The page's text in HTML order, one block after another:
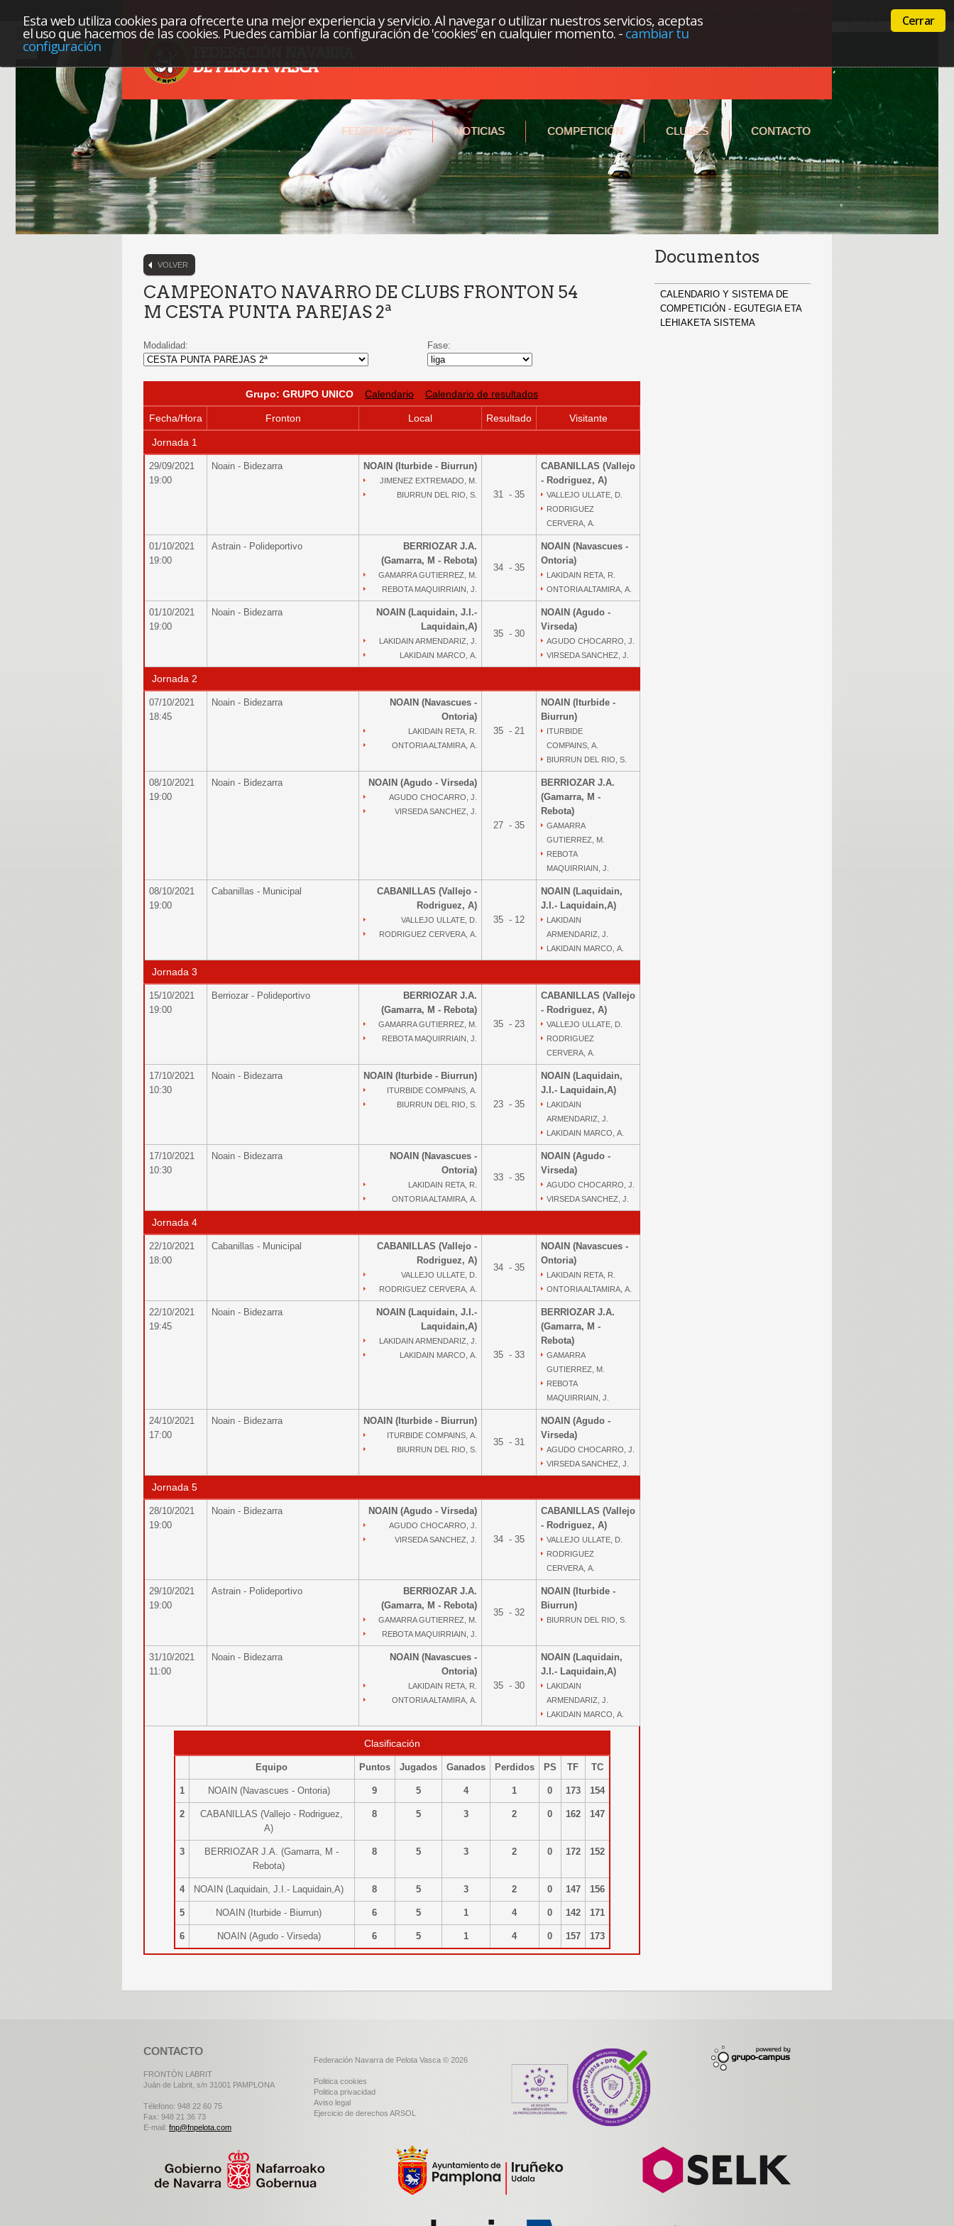
Esta web utiliza cookies para ofrecerte una mejor experiencia y servicio. Al navegar o utilizar nuestros servicios, aceptas
el uso que hacemos de las cookies. Puedes cambiar la configuración de 'cookies' en cualquier momento.- cambiar tu
configuración
Cerrar
FEDERACIÓN NOTICIAS COMPETICIÓN CLUBES CONTACTO
VOLVER
CAMPEONATO NAVARRO DE CLUBS FRONTON 54
M CESTA PUNTA PAREJAS 2ª
Modalidad: Fase:
Grupo: GRUPO UNICO Calendario Calendario de resultados
Fecha/Hora Fronton Local Resultado Visitante
Jornada 1
29/09/2021
19:00
Noain - Bidezarra NOAIN (Iturbide - Biurrun)
JIMENEZ EXTREMADO, M.
BIURRUN DEL RIO, S.
31 - 35
CABANILLAS (Vallejo
- Rodriguez, A)
VALLEJO ULLATE, D.
RODRIGUEZ
CERVERA, A.
01/10/2021
19:00
Astrain - Polideportivo
BERRIOZAR J.A.
(Gamarra, M - Rebota)
GAMARRA GUTIERREZ, M.
REBOTA MAQUIRRIAIN, J.
34 - 35
NOAIN (Navascues -
Ontoria)
LAKIDAIN RETA, R.
ONTORIA ALTAMIRA, A.
01/10/2021
19:00
Noain - Bidezarra
NOAIN (Laquidain, J.I.-
Laquidain,A)
LAKIDAIN ARMENDARIZ, J.
LAKIDAIN MARCO, A.
35 - 30
NOAIN (Agudo -
Virseda)
AGUDO CHOCARRO, J.
VIRSEDA SANCHEZ, J.
Jornada 2
07/10/2021
18:45
Noain - Bidezarra
NOAIN (Navascues -
Ontoria)
LAKIDAIN RETA, R.
ONTORIA ALTAMIRA, A.
35 - 21
NOAIN (Iturbide -
Biurrun)
ITURBIDE
COMPAINS, A.
BIURRUN DEL RIO, S.
08/10/2021
19:00
Noain - Bidezarra NOAIN (Agudo - Virseda)
AGUDO CHOCARRO, J.
VIRSEDA SANCHEZ, J.
27 - 35
BERRIOZAR J.A.
(Gamarra, M -
Rebota)
GAMARRA
GUTIERREZ, M.
REBOTA
MAQUIRRIAIN, J.
08/10/2021
19:00
Cabanillas - Municipal
CABANILLAS (Vallejo -
Rodriguez, A)
VALLEJO ULLATE, D.
RODRIGUEZ CERVERA, A.
35 - 12
NOAIN (Laquidain,
J.I.- Laquidain,A)
LAKIDAIN
ARMENDARIZ, J.
LAKIDAIN MARCO, A.
Jornada 3
15/10/2021
19:00
Berriozar - Polideportivo
BERRIOZAR J.A.
(Gamarra, M - Rebota)
GAMARRA GUTIERREZ, M.
REBOTA MAQUIRRIAIN, J.
35 - 23
CABANILLAS (Vallejo
- Rodriguez, A)
VALLEJO ULLATE, D.
RODRIGUEZ
CERVERA, A.
17/10/2021
10:30
Noain - Bidezarra NOAIN (Iturbide - Biurrun)
ITURBIDE COMPAINS, A.
BIURRUN DEL RIO, S.
23 - 35
NOAIN (Laquidain,
J.I.- Laquidain,A)
LAKIDAIN
ARMENDARIZ, J.
LAKIDAIN MARCO, A.
17/10/2021
10:30
Noain - Bidezarra
NOAIN (Navascues -
Ontoria)
LAKIDAIN RETA, R.
ONTORIA ALTAMIRA, A.
33 - 35
NOAIN (Agudo -
Virseda)
AGUDO CHOCARRO, J.
VIRSEDA SANCHEZ, J.
Jornada 4
22/10/2021
18:00
Cabanillas - Municipal
CABANILLAS (Vallejo -
Rodriguez, A)
VALLEJO ULLATE, D.
RODRIGUEZ CERVERA, A.
34 - 35
NOAIN (Navascues -
Ontoria)
LAKIDAIN RETA, R.
ONTORIA ALTAMIRA, A.
22/10/2021
19:45
Noain - Bidezarra
NOAIN (Laquidain, J.I.-
Laquidain,A)
LAKIDAIN ARMENDARIZ, J.
LAKIDAIN MARCO, A.
35 - 33
BERRIOZAR J.A.
(Gamarra, M -
Rebota)
GAMARRA
GUTIERREZ, M.
REBOTA
MAQUIRRIAIN, J.
24/10/2021
17:00
Noain - Bidezarra NOAIN (Iturbide - Biurrun)
ITURBIDE COMPAINS, A.
BIURRUN DEL RIO, S.
35 - 31
NOAIN (Agudo -
Virseda)
AGUDO CHOCARRO, J.
VIRSEDA SANCHEZ, J.
Jornada 5
28/10/2021
19:00
Noain - Bidezarra NOAIN (Agudo - Virseda)
AGUDO CHOCARRO, J.
VIRSEDA SANCHEZ, J.
34 - 35
CABANILLAS (Vallejo
- Rodriguez, A)
VALLEJO ULLATE, D.
RODRIGUEZ
CERVERA, A.
29/10/2021
19:00
Astrain - Polideportivo
BERRIOZAR J.A.
(Gamarra, M - Rebota)
GAMARRA GUTIERREZ, M.
REBOTA MAQUIRRIAIN, J.
35 - 32
NOAIN (Iturbide -
Biurrun)
BIURRUN DEL RIO, S.
31/10/2021
11:00
Noain - Bidezarra
NOAIN (Navascues -
Ontoria)
LAKIDAIN RETA, R.
ONTORIA ALTAMIRA, A.
35 - 30
NOAIN (Laquidain,
J.I.- Laquidain,A)
LAKIDAIN
ARMENDARIZ, J.
LAKIDAIN MARCO, A.
Clasificación
Equipo Puntos Jugados Ganados Perdidos PS TF TC
1 NOAIN (Navascues - Ontoria) 9 5 4 1 0 173 154
2
CABANILLAS (Vallejo - Rodriguez,
A)
8 5 3 2 0 162 147
3
BERRIOZAR J.A. (Gamarra, M -
Rebota)
8 5 3 2 0 172 152
4 NOAIN (Laquidain, J.I.- Laquidain,A) 8 5 3 2 0 147 156
5 NOAIN (Iturbide - Biurrun) 6 5 1 4 0 142 171
6 NOAIN (Agudo - Virseda) 6 5 1 4 0 157 173
Documentos
CALENDARIO Y SISTEMA DE
COMPETICIÓN - EGUTEGIA ETA
LEHIAKETA SISTEMA
CONTACTO
FRONTÓN LABRIT
Juán de Labrit, s/n 31001 PAMPLONA
Télefono: 948 22 60 75
Fax: 948 21 36 73
E-mail: fnp@fnpelota.com
Federación Navarra de Pelota Vasca © 2026
Politica cookies
Politica privacidad
Aviso legal
Ejercicio de derechos ARSOL